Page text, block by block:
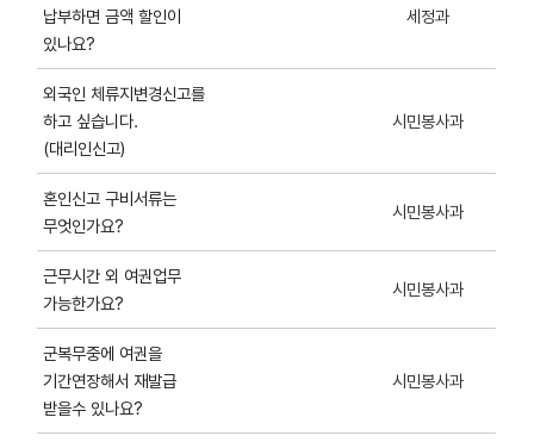
납부하면 금액 할인이
있나요?
세정과
외국인 체류지변경신고를
하고 싶습니다.
(대리인신고)
시민봉사과
혼인신고 구비서류는
무엇인가요?
시민봉사과
근무시간 외 여권업무
가능한가요?
시민봉사과
군복무중에 여권을
기간연장해서 재발급
받을수 있나요?
시민봉사과